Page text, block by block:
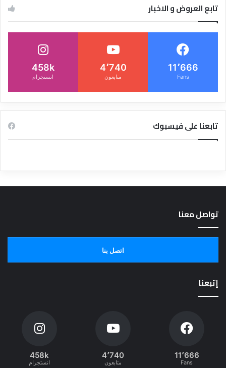
تابع العروض و الاخبار
11٬666
Fans
4٬740
متابعون
458k
انستجرام
تابعنا على فيسبوك
تواصل معنا
اتصل بنا
إتبعنا
11٬666
Fans
4٬740
متابعون
458k
انستجرام